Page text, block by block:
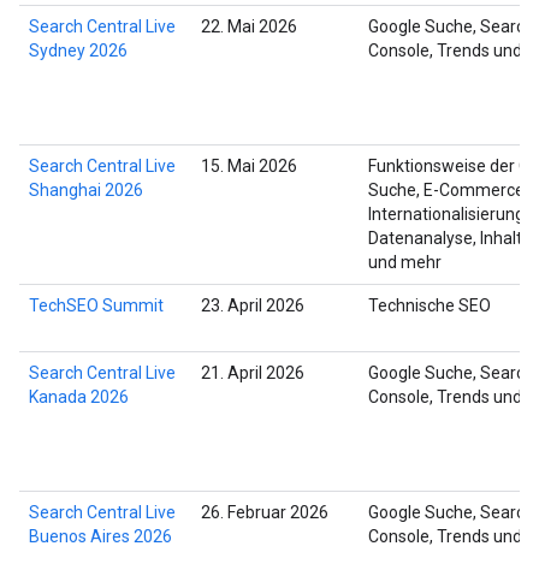
Search Central Live
Sydney 2026
22. Mai 2026
Google Suche, Search
Console, Trends und
Search Central Live
Shanghai 2026
15. Mai 2026
Funktionsweise der
Suche, E-Commerce,
Internationalisierung,
Datenanalyse,
und mehr
TechSEO Summit 23. April 2026 Technische SEO
Search Central Live
Kanada 2026
21. April 2026
Google Suche, Search
Console, Trends und
Search Central Live
Buenos Aires 2026
26. Februar 2026
Google Suche, Search
Console, Trends und